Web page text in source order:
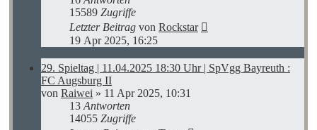
15589 Zugriffe
Letzter Beitrag von Rockstar
19 Apr 2025, 16:25
29. Spieltag | 11.04.2025 18:30 Uhr | SpVgg Bayreuth :
FC Augsburg II
von Raiwei » 11 Apr 2025, 10:31
13 Antworten
14055 Zugriffe